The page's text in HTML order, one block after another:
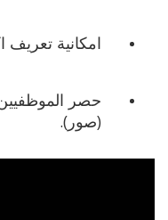
امكانية
حصر
(صور).